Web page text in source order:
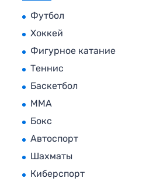
Футбол
Хоккей
Фигурное катание
Теннис
Баскетбол
MMA
Бокс
Автоспорт
Шахматы
Киберспорт